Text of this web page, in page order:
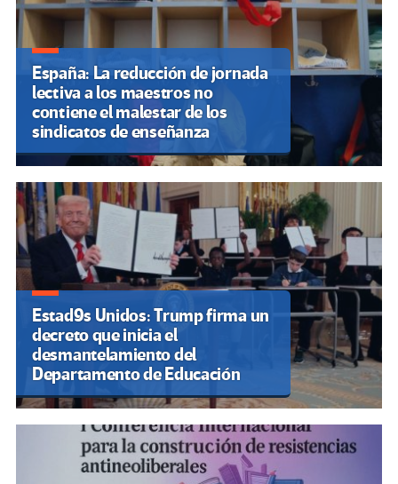
España: La reducción de jornada
lectiva a los maestros no
contiene el malestar de los
sindicatos de enseñanza
Estad9s Unidos: Trump firma un
decreto que inicia el
desmantelamiento del
Departamento de Educación